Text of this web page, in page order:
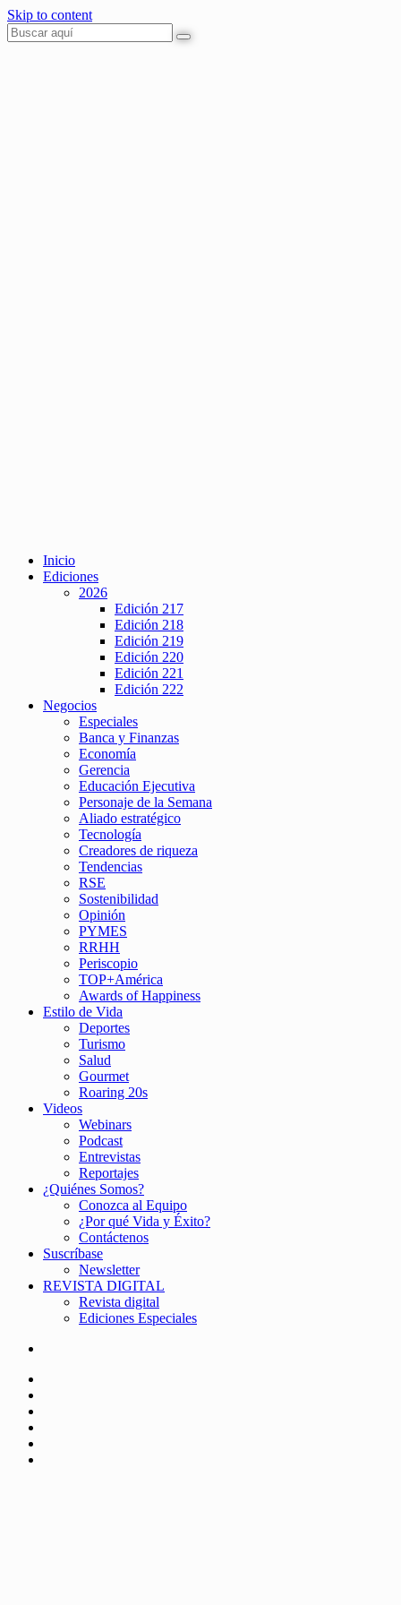
Skip to content
Inicio
Ediciones
2026
Edición 217
Edición 218
Edición 219
Edición 220
Edición 221
Edición 222
Negocios
Especiales
Banca y Finanzas
Economía
Gerencia
Educación Ejecutiva
Personaje de la Semana
Aliado estratégico
Tecnología
Creadores de riqueza
Tendencias
RSE
Sostenibilidad
Opinión
PYMES
RRHH
Periscopio
TOP+América
Awards of Happiness
Estilo de Vida
Deportes
Turismo
Salud
Gourmet
Roaring 20s
Videos
Webinars
Podcast
Entrevistas
Reportajes
¿Quiénes Somos?
Conozca al Equipo
¿Por qué Vida y Éxito?
Contáctenos
Suscríbase
Newsletter
REVISTA DIGITAL
Revista digital
Ediciones Especiales